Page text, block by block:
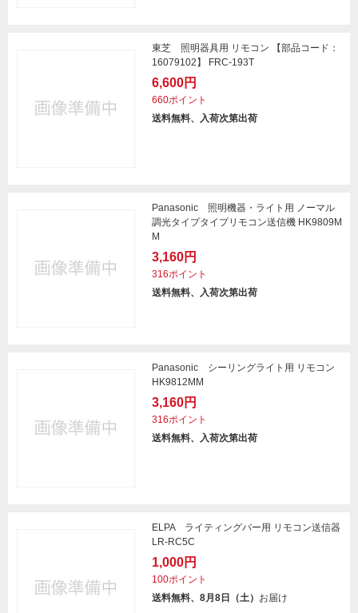
東芝 照明器具用 リモコン 【部品コード：
16079102】 FRC-193T
6,600円
660ポイント
送料無料、入荷次第出荷
Panasonic 照明機器・ライト用 ノーマル
調光タイプタイプリモコン送信機 HK9809M
M
3,160円
316ポイント
送料無料、入荷次第出荷
Panasonic シーリングライト用 リモコン
HK9812MM
3,160円
316ポイント
送料無料、入荷次第出荷
ELPA ライティングバー用 リモコン送信器
LR-RC5C
1,000円
100ポイント
送料無料、8月8日（土） お届け